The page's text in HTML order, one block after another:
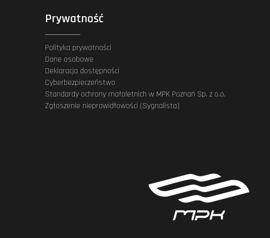
Prywatność
Polityka prywatności
Dane osobowe
Deklaracja dostępności
Cyberbezpieczeństwo
Standardy ochrony małoletnich w MPK Poznań Sp. z o.o.
Zgłoszenie nieprawidłowości (Sygnalista)